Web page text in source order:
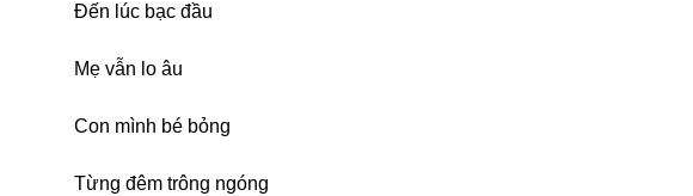
Đến lúc bạc đầu
Mẹ vẫn lo âu
Con mình bé bỏng
Từng đêm trông ngóng